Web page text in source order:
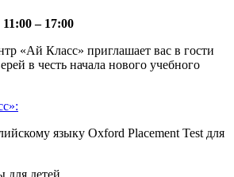
– 17:00
«Ай Класс» приглашает вас в гости
в честь начала нового учебного
языку Oxford Placement Test для
для детей